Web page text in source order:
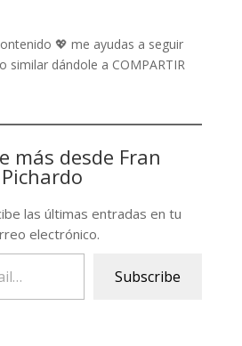
💖 me ayudas a seguir
similar dándole a COMPARTIR
más desde Fran
Pichardo
las últimas entradas en tu
electrónico.
Subscribe